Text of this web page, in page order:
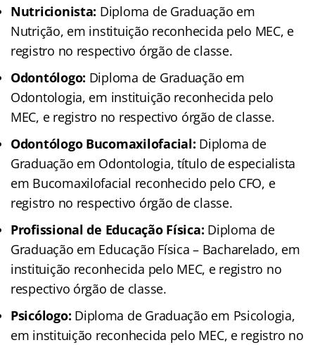
Nutricionista: Diploma de Graduação em
Nutrição, em instituição reconhecida pelo MEC, e
registro no respectivo órgão de classe.
Odontólogo: Diploma de Graduação em
Odontologia, em instituição reconhecida pelo
MEC, e registro no respectivo órgão de classe.
Odontólogo Bucomaxilofacial: Diploma de
Graduação em Odontologia, título de especialista
em Bucomaxilofacial reconhecido pelo CFO, e
registro no respectivo órgão de classe.
Profissional de Educação Física: Diploma de
Graduação em Educação Física – Bacharelado, em
instituição reconhecida pelo MEC, e registro no
respectivo órgão de classe.
Psicólogo: Diploma de Graduação em Psicologia,
em instituição reconhecida pelo MEC, e registro no